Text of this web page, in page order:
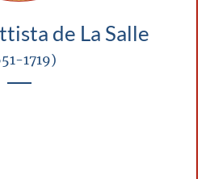
de La Salle
1719)